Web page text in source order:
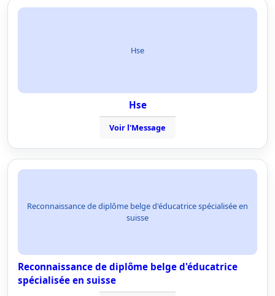
Hse
Hse
Voir l'Message
Reconnaissance de diplôme belge d'éducatrice spécialisée en
suisse
Reconnaissance de diplôme belge d'éducatrice
spécialisée en suisse